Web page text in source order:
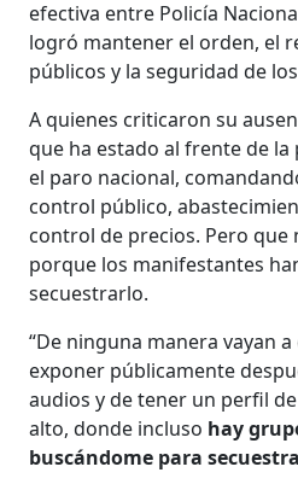
efectiva entre Policía
logró mantener el orden, el
públicos y la seguridad de
A quienes criticaron su
que ha estado al frente de
el paro nacional,
control público,
control de precios. Pero que
porque los manifestantes
secuestrarlo.
“De ninguna manera vayan
exponer públicamente
audios y de tener un perfil
alto, donde incluso hay
buscándome para